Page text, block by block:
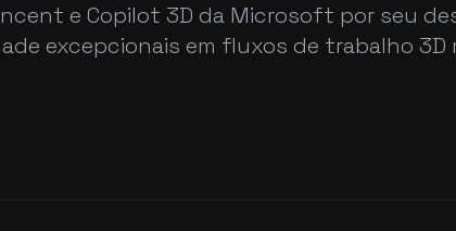
e Copilot 3D da Microsoft por seu
excepcionais em fluxos de trabalho 3D